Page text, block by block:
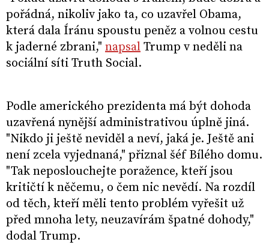
pořádná, nikoliv jako ta, co uzavřel Obama,
která dala Íránu spoustu peněz a volnou cestu
k jaderné zbrani," napsal Trump v neděli na
sociální síti Truth Social.
Podle amerického prezidenta má být dohoda
uzavřená nynější administrativou úplně jiná.
"Nikdo ji ještě neviděl a neví, jaká je. Ještě ani
není zcela vyjednaná," přiznal šéf Bílého domu.
"Tak neposlouchejte poražence, kteří jsou
kritičtí k něčemu, o čem nic nevědí. Na rozdíl
od těch, kteří měli tento problém vyřešit už
před mnoha lety, neuzavírám špatné dohody,"
dodal Trump.